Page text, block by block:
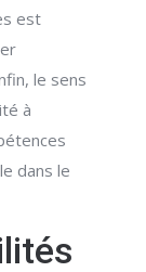
est
le sens
à
dans le